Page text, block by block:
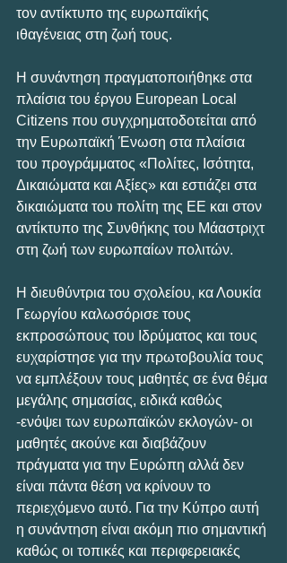
τον αντίκτυπο της ευρωπαϊκής
ιθαγένειας στη ζωή τους.
Η συνάντηση πραγματοποιήθηκε στα
πλαίσια του έργου European Local
Citizens που συγχρηματοδοτείται από
την Ευρωπαϊκή Ένωση στα πλαίσια
του προγράμματος «Πολίτες, Ισότητα,
Δικαιώματα και Αξίες» και εστιάζει στα
δικαιώματα του πολίτη της ΕΕ και στον
αντίκτυπο της Συνθήκης του Μάαστριχτ
στη ζωή των ευρωπαίων πολιτών.
Η διευθύντρια του σχολείου, κα Λουκία
Γεωργίου καλωσόρισε τους
εκπροσώπους του Ιδρύματος και τους
ευχαρίστησε για την πρωτοβουλία τους
να εμπλέξουν τους μαθητές σε ένα θέμα
μεγάλης σημασίας, ειδικά καθώς
-ενόψει των ευρωπαϊκών εκλογών- οι
μαθητές ακούνε και διαβάζουν
πράγματα για την Ευρώπη αλλά δεν
είναι πάντα θέση να κρίνουν το
περιεχόμενο αυτό. Για την Κύπρο αυτή
η συνάντηση είναι ακόμη πιο σημαντική
καθώς οι τοπικές και περιφερειακές